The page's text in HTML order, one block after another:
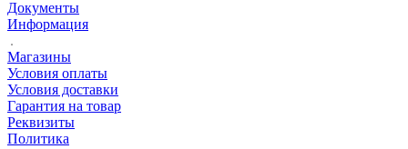
Документы
Информация
Магазины
Условия оплаты
Условия доставки
Гарантия на товар
Реквизиты
Политика